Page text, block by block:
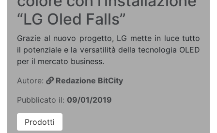
“LG Oled Falls”
Grazie al nuovo progetto, LG mette in luce tutto
il potenziale e la versatilità della tecnologia OLED
per il mercato business.
Autore:
Redazione BitCity
Pubblicato il: 09/01/2019
Prodotti